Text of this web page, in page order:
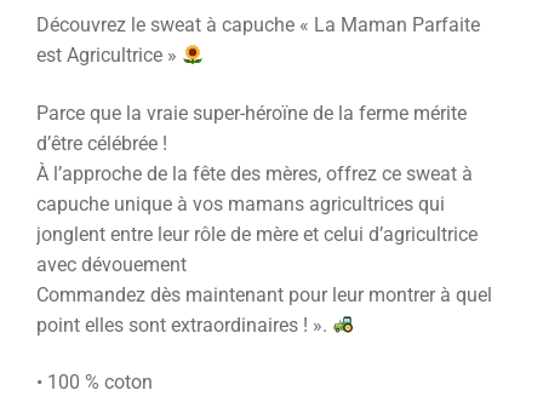
Découvrez le sweat à capuche « La Maman Parfaite
est Agricultrice »
Parce que la vraie super-héroïne de la ferme mérite
d’être célébrée !
À l’approche de la fête des mères, offrez ce sweat à
capuche unique à vos mamans agricultrices qui
jonglent entre leur rôle de mère et celui d’agricultrice
avec dévouement
Commandez dès maintenant pour leur montrer à quel
point elles sont extraordinaires ! ».
• 100 % coton